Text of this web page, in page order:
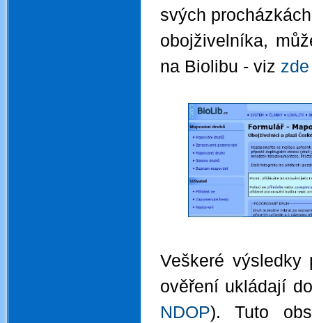
svých
obojživelníka,
na Biolibu - viz zde
Veškeré výsledky
ověření ukládají
NDOP). Tuto